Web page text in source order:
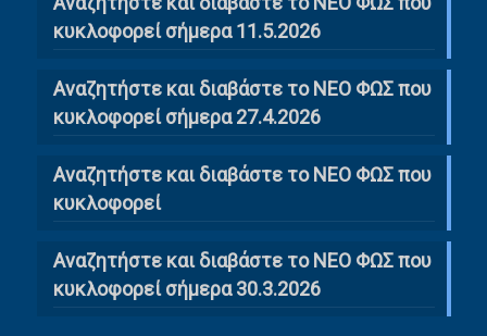
κυκλοφορεί σήμερα 11.5.2026
Αναζητήστε και διαβάστε το ΝΕΟ ΦΩΣ που
κυκλοφορεί σήμερα 27.4.2026
Αναζητήστε και διαβάστε το ΝΕΟ ΦΩΣ που
κυκλοφορεί
Αναζητήστε και διαβάστε το ΝΕΟ ΦΩΣ που
κυκλοφορεί σήμερα 30.3.2026